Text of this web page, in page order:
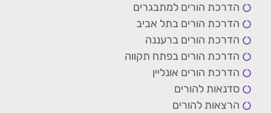
הדרכת הורים למתבגרים
הדרכת הורים בתל אביב
הדרכת הורים ברעננה
הדרכת הורים בפתח תקווה
הדרכת הורים אונליין
סדנאות להורים
הרצאות להורים